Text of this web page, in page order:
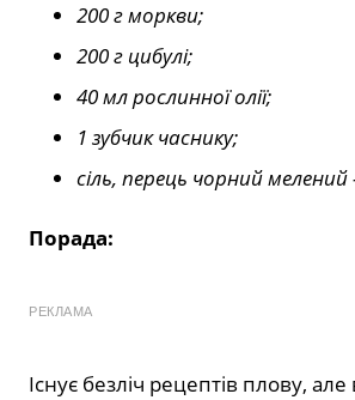
200 г моркви;
200 г цибулі;
40 мл рослинної олії;
1 зубчик часнику;
сіль, перець чорний
Порада:
РЕКЛАМА
Існує безліч рецептів плову, але